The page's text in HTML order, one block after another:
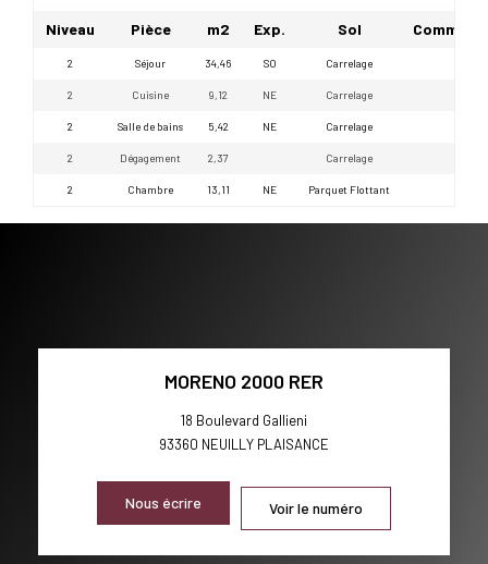
Niveau Pièce m2 Exp. Sol
2 Séjour 34,46 SO Carrelage
2 Cuisine 9,12 NE Carrelage
2 Salle de bains 5,42 NE Carrelage
2 Dégagement 2,37 Carrelage
2 Chambre 13,11 NE Parquet Flottant
MORENO 2000 RER
18 Boulevard Gallieni
93360 NEUILLY PLAISANCE
Nous écrire Voir le numéro